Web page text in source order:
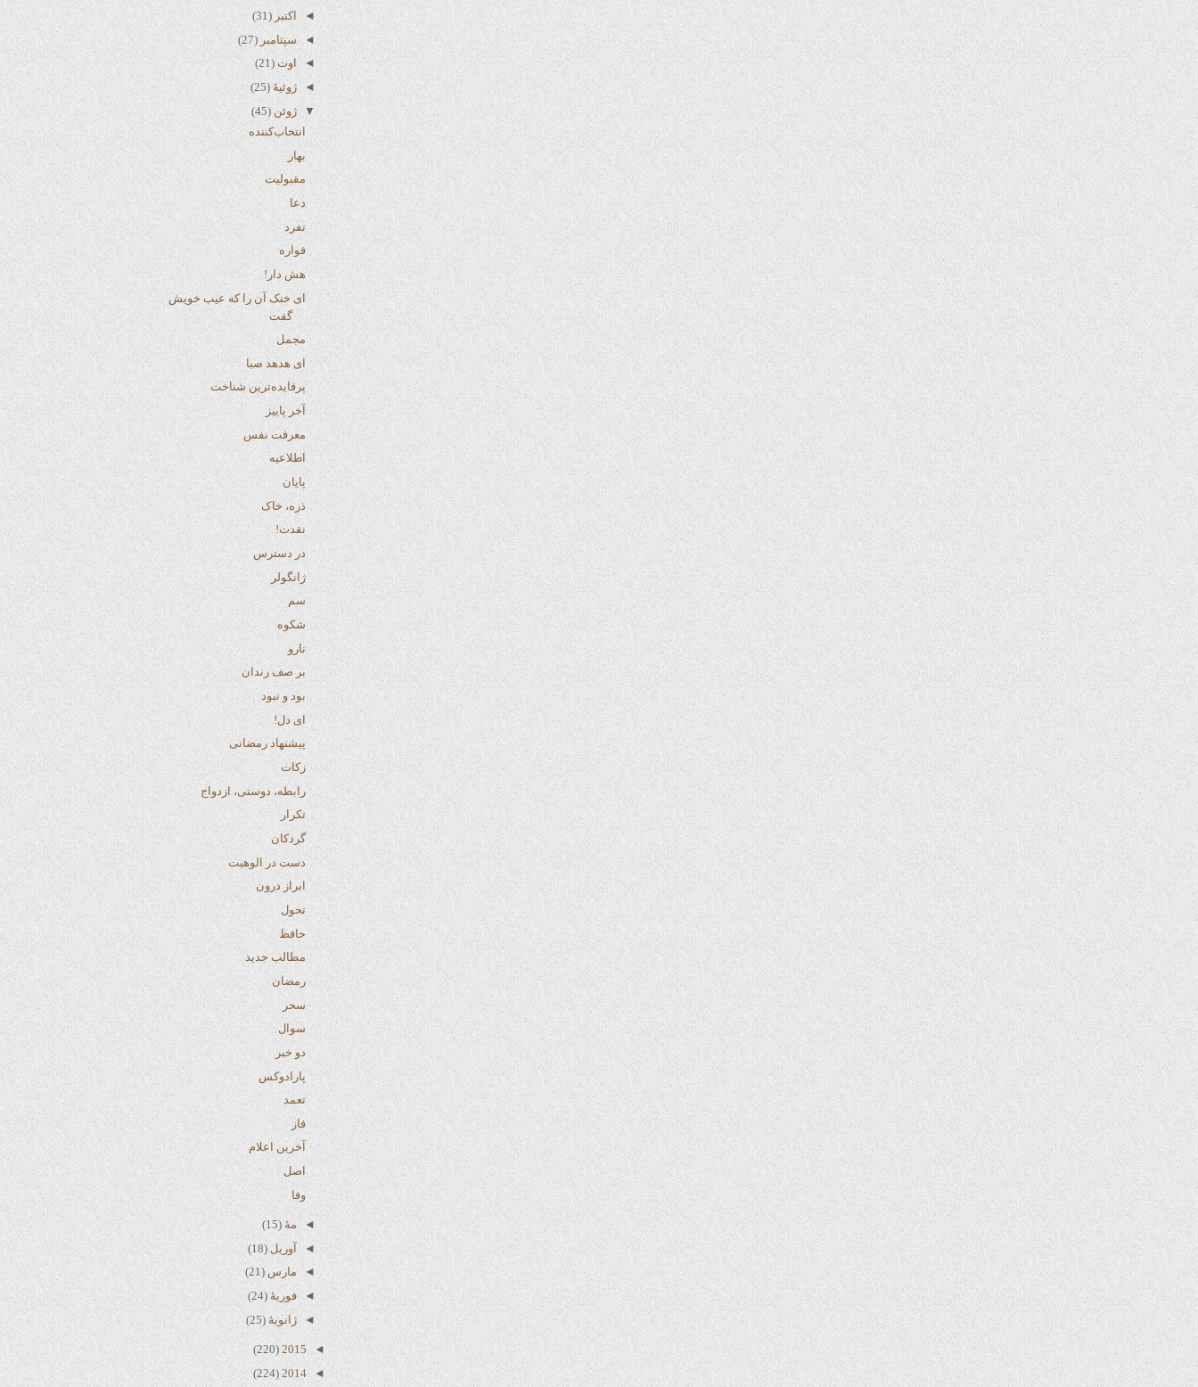
◄
اکتبر (31)
◄ سپتامبر (27)
◄
اوت (21)
◄ ژوئیهٔ (25)
▼ ژوئن (45)
انتخاب‌کننده
بهار
مقبولیت
دعا
تفرد
فواره
هش دار!
ای خنک آن را که عیب خویش
گفت
مجمل
ای هدهد صبا
پرفایده‌ترین شناخت
آخر پاییز
معرفت نفس
اطلاعیه
پایان
ذره، خاک
نقدت!
در دسترس
ژانگولر
سم
شکوه
نارو
بر صف رندان
بود و نبود
ای دل!
پیشنهاد رمضانی
زکات
رابطه، دوستی، ازدواج
تکرار
گردکان
دست در الوهیت
ابراز درون
تحول
حافظ
مطالب جدید
رمضان
سحر
سوال
دو خبر
پارادوکس
تعمد
فاز
آخرین اعلام
اصل
وفا
◄ مهٔ (15)
◄
آوریل (18)
◄ مارس (21)
◄ فوریهٔ (24)
◄ ژانویهٔ (25)
◄
2015
(220)
◄
2014
(224)